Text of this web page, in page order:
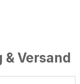
& Versand